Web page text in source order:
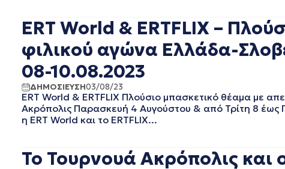
ΠΟΛΙΤΙΣΜΟΣ
ΡΑΔΙΟΦΩΝΟ
ΤΗΛΕΟΡΑΣΗ
ΑΥΓΟΥΣΤΟΣ 2024
ΙΟΥΛΙΟΣ 2024
ΙΟΥΝΙΟΣ 2024
ΜΑΙΟΣ 2024
ΜΑΡΤΙΟΣ 2024
ΦΕΒΡΟΥΑΡΙΟΣ 2024
ΝΟΕΜΒΡΙΟΣ 2023
ΟΚΤΩΒΡΙΟΣ 2023
ΙΟΥΛΙΟΣ 2023
ΙΟΥΝΙΟΣ 2023
ERT World & ERTFLIX –
φιλικού αγώνα Ελλάδα-
08-10.08.2023
ΔΗΜΟΣΙΕΥΣΗ03/08/23
ERT World & ERTFLIX Πλούσιο μπασκετικό θέαμα με
Ακρόπολις Παρασκευή 4 Αυγούστου & από Τρίτη 8 έως
η ERT World και το ERTFLIX...
Το Τουρνουά Ακρόπολις και